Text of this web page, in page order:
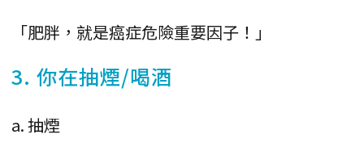
「肥胖，就是癌症危險重要因子！」
3. 你在抽煙/喝酒
a. 抽煙